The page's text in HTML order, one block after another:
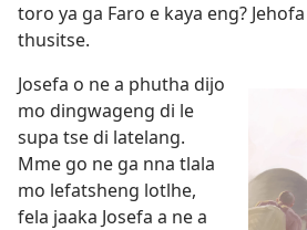
toro ya ga Faro e kaya eng?
thusitse.
Josefa o ne a phutha dijo
mo dingwageng di le
supa tse di latelang.
Mme go ne ga nna tlala
mo lefatsheng lotlhe,
fela jaaka Josefa a ne a